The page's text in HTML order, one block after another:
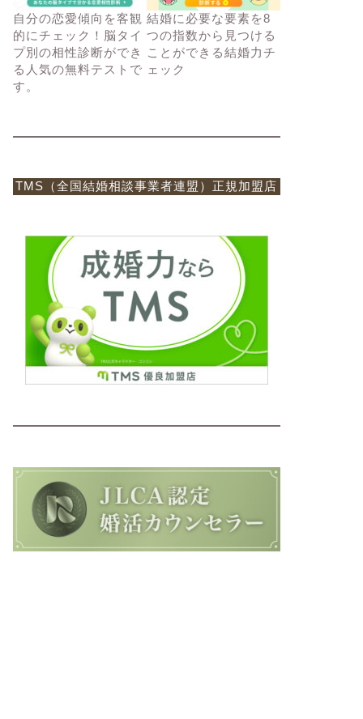
自分の恋愛傾向を客観
的にチェック！脳タイ
プ別の相性診断ができ
る人気の無料テストで
す。
結婚に必要な要素を8
つの指数から見つける
ことができる結婚力チ
ェック
TMS（全国結婚相談事業者連盟）正規加盟店